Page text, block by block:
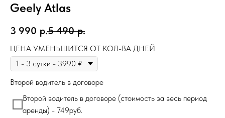
Geely Atlas
3 990 р.5 490 р.
ЦЕНА УМЕНЬШИТСЯ ОТ КОЛ-ВА ДНЕЙ
Второй водитель в договоре
Второй водитель в договоре (стоимость за весь период
аренды) - 749руб.